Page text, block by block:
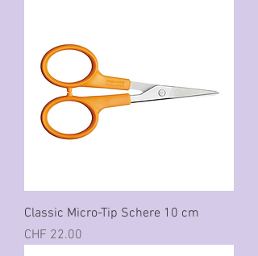
Classic Micro-Tip Schere 10 cm
Preis
CHF 22.00